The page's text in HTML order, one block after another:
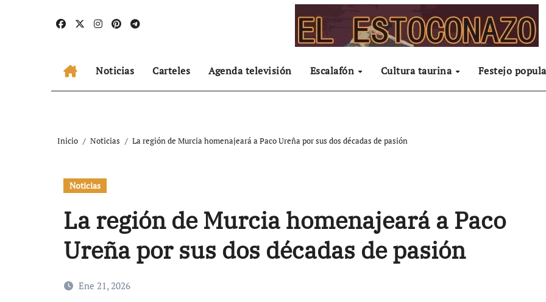
Noticias Carteles Agenda televisión Escalafón Cultura taurina Festejo
Inicio Noticias La región de Murcia homenajeará a Paco Ureña por sus dos décadas de pasión
Noticias
La región de Murcia homenajeará a Paco
Ureña por sus dos décadas de pasión
Ene 21, 2026